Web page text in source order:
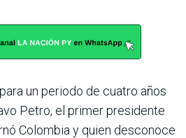
un periodo de cuatro años
Petro, el primer presidente
Colombia y quien desconoce